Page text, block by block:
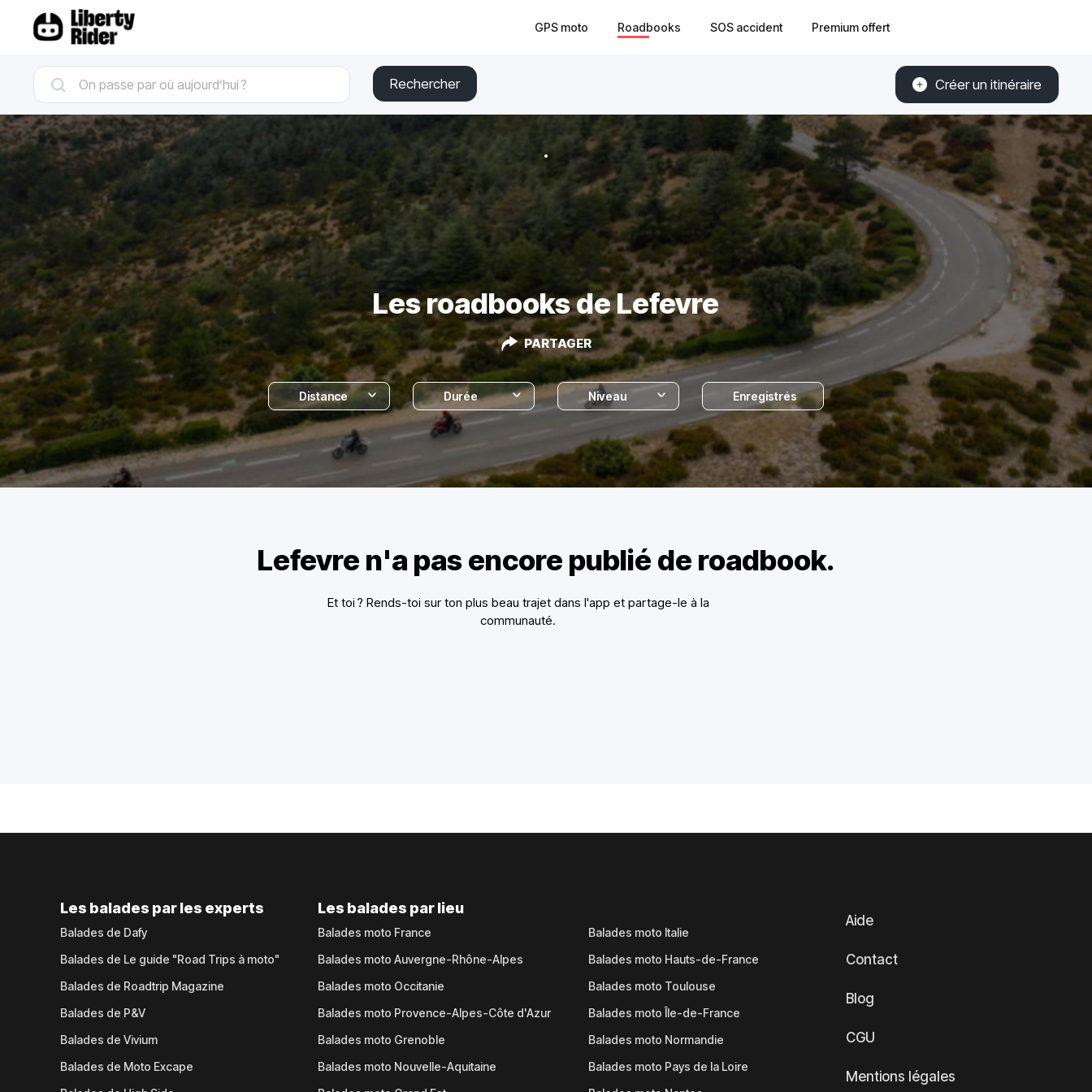
GPS moto Roadbooks SOS accident Premium offert
Rechercher Créer un itinéraire
Les roadbooks de Lefevre
PARTAGER
Distance Durée Niveau Enregistrés
Lefevre n'a pas encore publié de roadbook.
Et toi ? Rends-toi sur ton plus beau trajet dans l'app et partage-le à la
communauté.
Les balades par les experts
Balades de Dafy
Balades de Le guide "Road Trips à moto"
Balades de Roadtrip Magazine
Balades de P&V
Balades de Vivium
Balades de Moto Excape
Les balades par lieu
Balades moto France
Balades moto Auvergne-Rhône-Alpes
Balades moto Occitanie
Balades moto Provence-Alpes-Côte d'Azur
Balades moto Grenoble
Balades moto Nouvelle-Aquitaine
Balades moto Italie
Balades moto Hauts-de-France
Balades moto Toulouse
Balades moto Île-de-France
Balades moto Normandie
Balades moto Pays de la Loire
Aide
Contact
Blog
CGU
Mentions légales